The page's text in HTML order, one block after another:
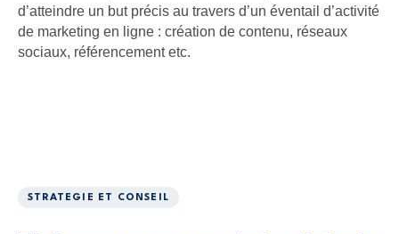
d’atteindre un but précis au travers d’un éventail d’activité
de marketing en ligne : création de contenu, réseaux
sociaux, référencement etc.
STRATEGIE ET CONSEIL